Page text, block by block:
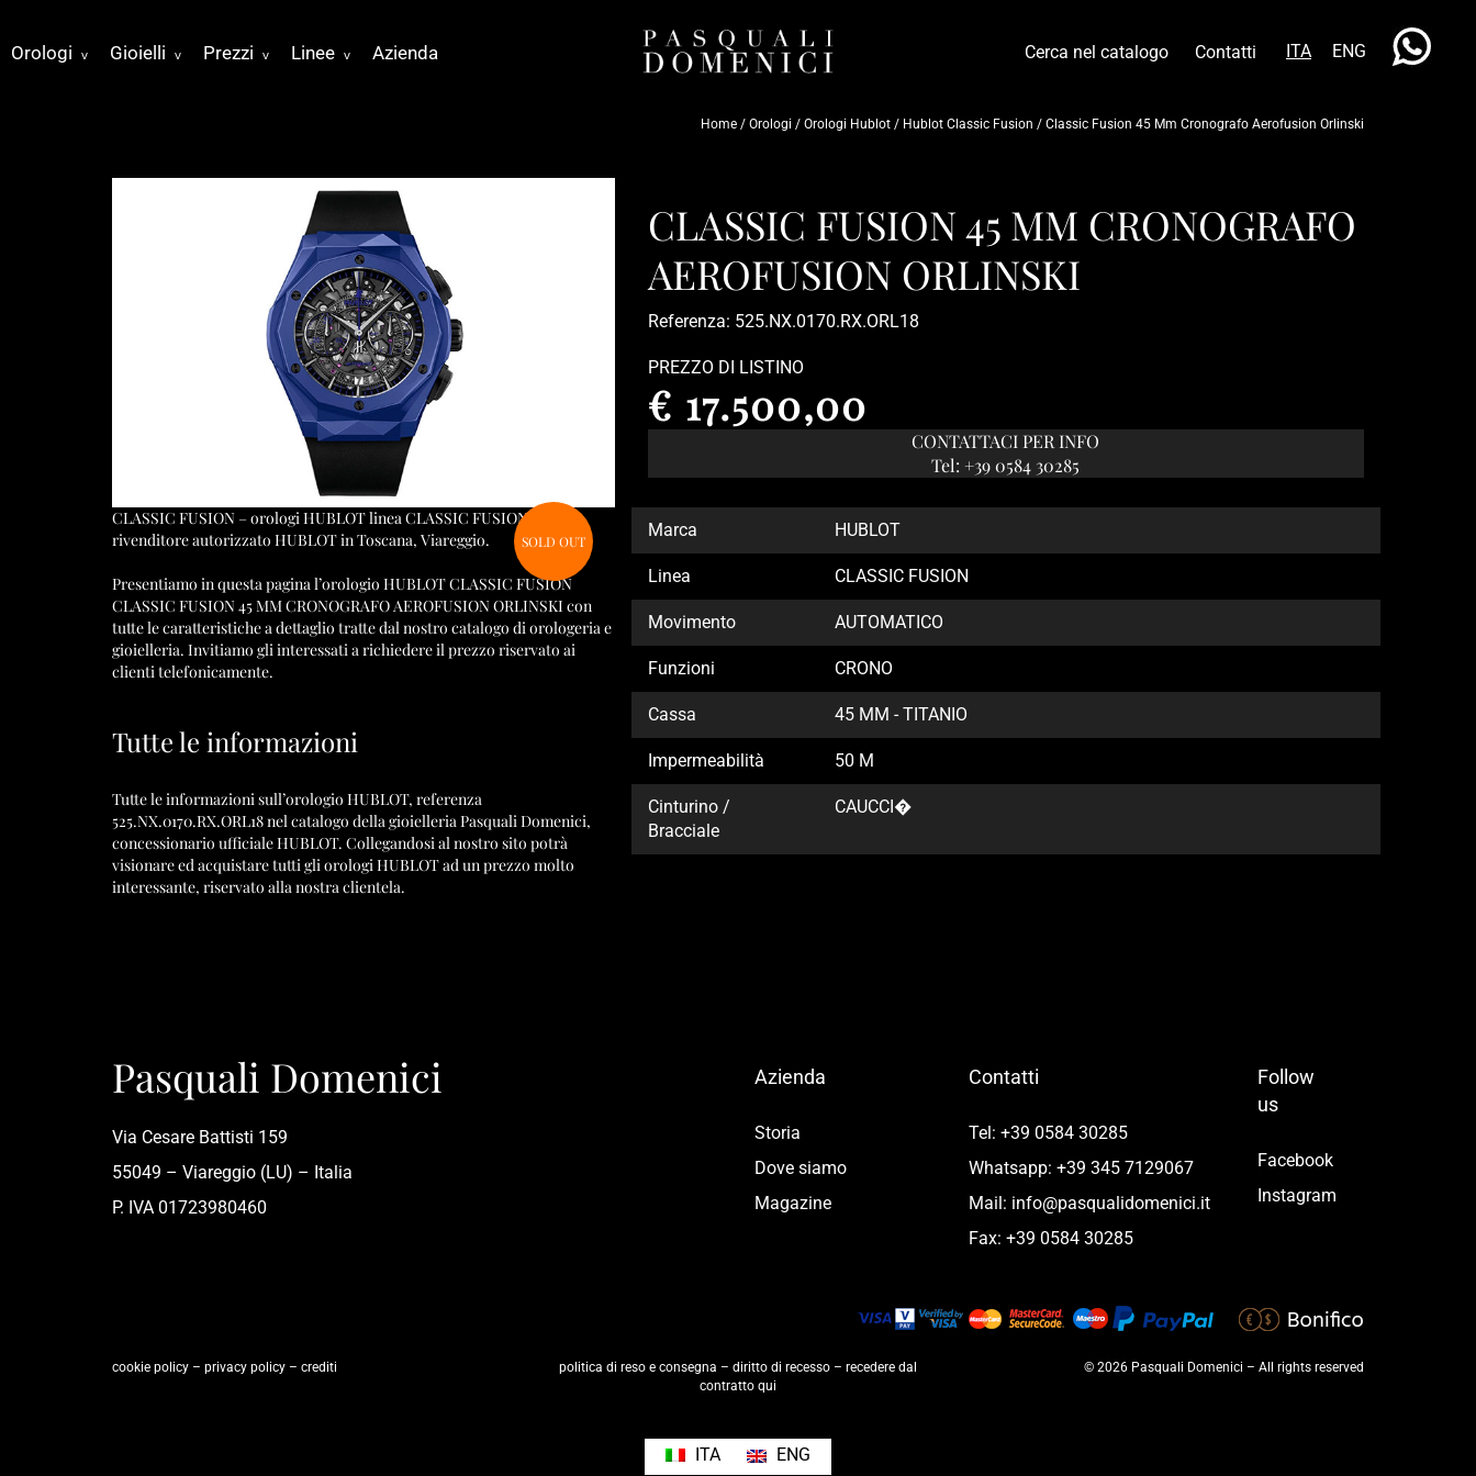
Contatti ITA ENG
Cerca nel catalogo
Orologi v Gioielli v Prezzi v Linee v Azienda
Home / Orologi / Orologi Hublot / Hublot Classic Fusion / Classic Fusion 45 Mm Cronografo Aerofusion Orlinski
SOLD OUT
CLASSIC FUSION 45 MM CRONOGRAFO
AEROFUSION ORLINSKI
Referenza: 525.NX.0170.RX.ORL18
PREZZO DI LISTINO
€ 17.500,00
CONTATTACI PER INFO
Tel: +39 0584 30285
CLASSIC FUSION – orologi HUBLOT linea CLASSIC FUSION –
rivenditore autorizzato HUBLOT in Toscana, Viareggio.
Presentiamo in questa pagina l’orologio HUBLOT CLASSIC FUSION
CLASSIC FUSION 45 MM CRONOGRAFO AEROFUSION ORLINSKI con
tutte le caratteristiche a dettaglio tratte dal nostro catalogo di orologeria e
gioielleria. Invitiamo gli interessati a richiedere il prezzo riservato ai
clienti telefonicamente.
Tutte le informazioni
Tutte le informazioni sull’orologio HUBLOT, referenza
525.NX.0170.RX.ORL18 nel catalogo della gioielleria Pasquali Domenici,
concessionario ufficiale HUBLOT. Collegandosi al nostro sito potrà
visionare ed acquistare tutti gli orologi HUBLOT ad un prezzo molto
interessante, riservato alla nostra clientela.
Marca HUBLOT
Linea CLASSIC FUSION
Movimento AUTOMATICO
Funzioni CRONO
Cassa 45 MM - TITANIO
Impermeabilità 50 M
Cinturino /
Bracciale
CAUCCI�
Pasquali Domenici
Via Cesare Battisti 159
55049 – Viareggio (LU) – Italia
P. IVA 01723980460
Azienda
Storia
Dove siamo
Magazine
Contatti
Tel: +39 0584 30285
Whatsapp: +39 345 7129067
Mail: info@pasqualidomenici.it
Fax: +39 0584 30285
Follow
us
Facebook
Instagram
cookie policy – privacy policy – crediti politica di reso e consegna – diritto di recesso – recedere dal
contratto qui
© 2026 Pasquali Domenici – All rights reserved
ITA ENG